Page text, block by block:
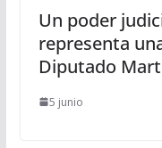
Un poder
representa
Diputado
5 junio